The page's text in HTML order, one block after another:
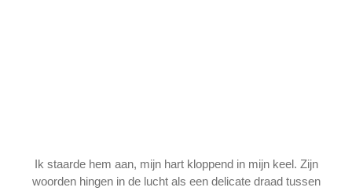
Ik staarde hem aan, mijn hart kloppend in mijn keel. Zijn
woorden hingen in de lucht als een delicate draad tussen